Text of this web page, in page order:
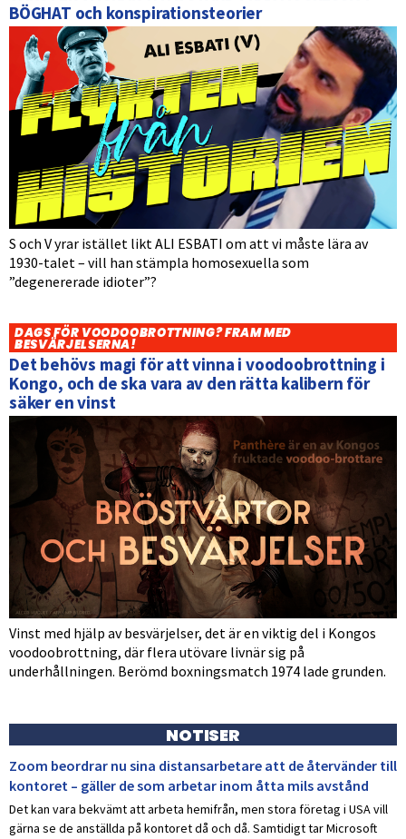
BÖGHAT och konspirationsteorier
S och V yrar istället likt ALI ESBATI om att vi måste lära av
1930-talet – vill han stämpla homosexuella som
”degenererade idioter”?
DAGS FÖR VOODOOBROTTNING? FRAM MED
BESVÄRJELSERNA!
Det behövs magi för att vinna i voodoobrottning i
Kongo, och de ska vara av den rätta kalibern för
säker en vinst
Vinst med hjälp av besvärjelser, det är en viktig del i Kongos
voodoobrottning, där flera utövare livnär sig på
underhållningen. Berömd boxningsmatch 1974 lade grunden.
NOTISER
Zoom beordrar nu sina distansarbetare att de återvänder till
kontoret – gäller de som arbetar inom åtta mils avstånd
Det kan vara bekvämt att arbeta hemifrån, men stora företag i USA vill
gärna se de anställda på kontoret då och då. Samtidigt tar Microsoft